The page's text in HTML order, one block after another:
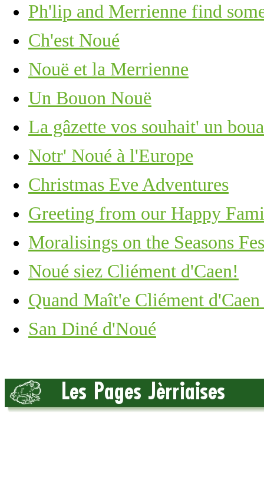
Ph'lip and Merrienne find
Ch'est Noué
Nouë et la Merrienne
Un Bouon Nouë
La gâzette vos souhait' un
Notr' Noué à l'Europe
Christmas Eve Adventures
Greeting from our Happy
Moralisings on the Seasons
Noué siez Cliément d'Caen!
Quand Maît'e Cliément
San Diné d'Noué